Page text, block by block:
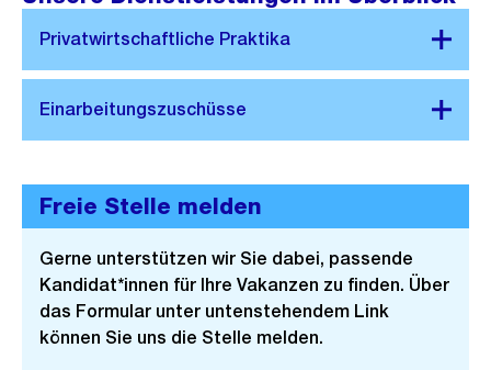
Freie Stelle melden
Gerne unterstützen wir Sie dabei, passende
Kandidat*innen für Ihre Vakanzen zu finden. Über
das Formular unter untenstehendem Link
können Sie uns die Stelle melden.